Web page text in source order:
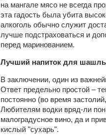
на мангале мясо не всегда
эта гадость была убита
алкоголь обычно служит
лучше подстраховаться и
перед маринованием.
Лучший напиток для
В заключении, один из
Ответ предельно простой –
постоянно (во время
Любителям водки вряд-ли
малоградусное вино, да и
кислый "сухарь".